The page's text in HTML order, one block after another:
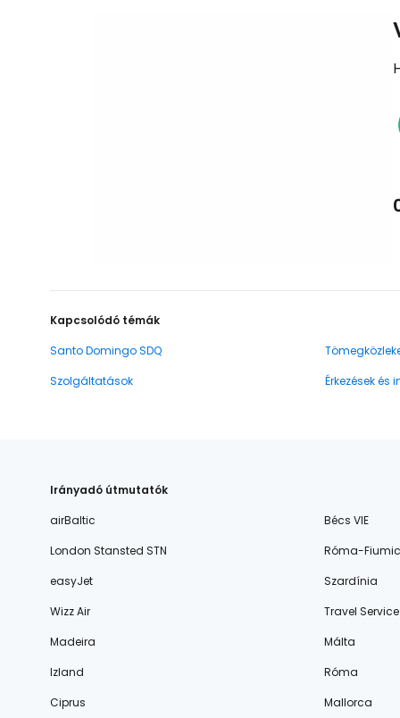
Kapcsolódó témák
Santo Domingo SDQ
Szolgáltatások
Érkezések és
Irányadó útmutatók
airBaltic
Bécs VIE
London Stansted STN
Róma-
easyJet
Szardínia
Wizz Air
Travel Service
Madeira
Málta
Izland
Róma
Ciprus
Mallorca